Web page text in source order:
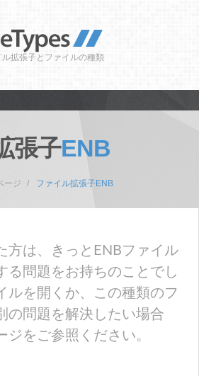
ル拡張子とファイルの種類
張子ENB
ージ ファイル拡張子ENB
方は、きっとENBファイル
る問題をお持ちのことでし
ルを開くか、この種類のフ
の問題を解決したい場合
ジをご参照ください。